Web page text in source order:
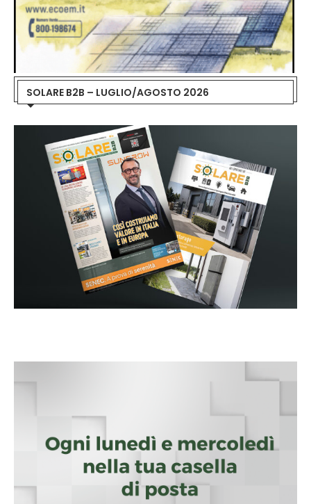
SOLARE B2B – LUGLIO/AGOSTO 2026